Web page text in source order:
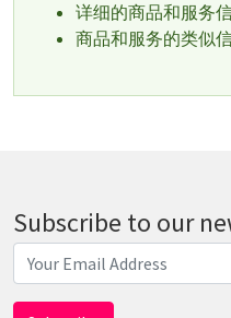
详细的商品和服务
商品和服务的类似
Subscribe to our